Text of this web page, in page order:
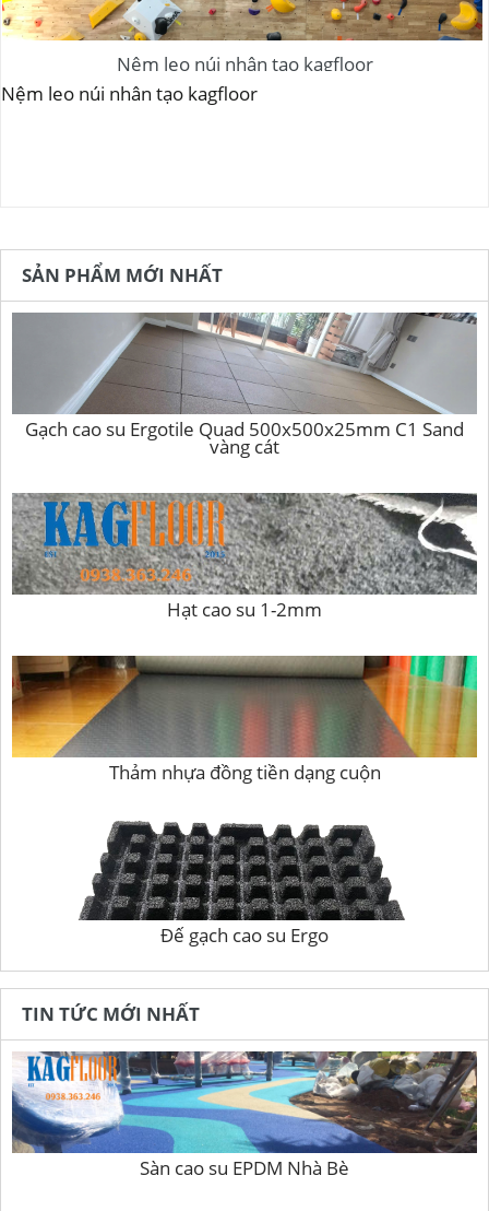
Nệm leo núi nhân tạo kagfloor
Nệm leo núi nhân tạo kagfloor
SẢN PHẨM MỚI NHẤT
Gạch cao su Ergotile Quad 500x500x25mm C1 Sand
vàng cát
Hạt cao su 1-2mm
Thảm nhựa đồng tiền dạng cuộn
Đế gạch cao su Ergo
TIN TỨC MỚI NHẤT
Sàn cao su EPDM Nhà Bè